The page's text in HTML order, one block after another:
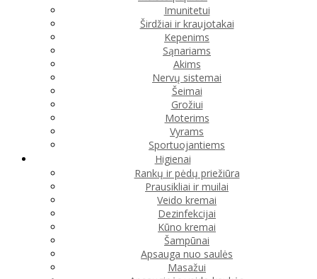
Imunitetui
Širdžiai ir kraujotakai
Kepenims
Sąnariams
Akims
Nervų sistemai
Šeimai
Grožiui
Moterims
Vyrams
Sportuojantiems
Higienai
Rankų ir pėdų priežiūra
Prausikliai ir muilai
Veido kremai
Dezinfekcijai
Kūno kremai
Šampūnai
Apsauga nuo saulės
Masažui